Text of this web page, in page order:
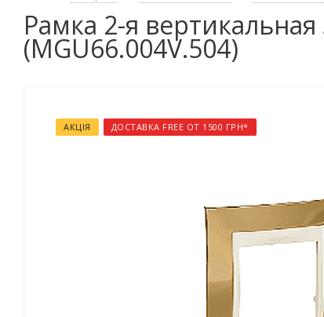
Рамка 2-я
(MGU66.004V.504)
АКЦІЯ ДОСТАВКА FREE ОТ 1500 ГРН*